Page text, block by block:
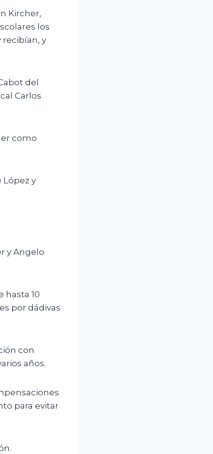
Kircher,
los
y
del
Carlos
como
López y
y Angelo
hasta 10
por dádivas
con
años.
para evitar